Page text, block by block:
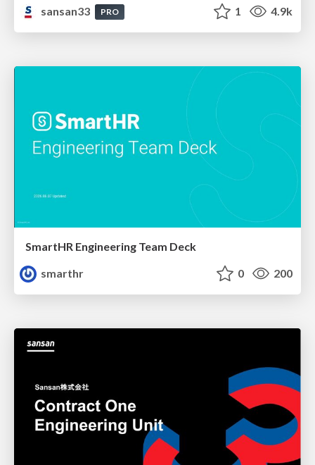
sansan33
PRO 1 4.9k
SmartHR Engineering Team Deck
smarthr
0 200